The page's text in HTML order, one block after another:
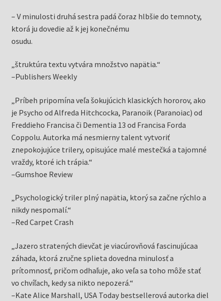
– V minulosti druhá sestra padá čoraz hlbšie do temnoty,
ktorá ju dovedie až k jej konečnému
osudu.
„štruktúra textu vytvára množstvo napätia.“
–Publishers Weekly
„Príbeh pripomína veľa šokujúcich klasických hororov, ako
je Psycho od Alfreda Hitchcocka, Paranoik (Paranoiac) od
Freddieho Francisa či Dementia 13 od Francisa Forda
Coppolu. Autorka má nesmierny talent vytvoriť
znepokojujúce trilery, opisujúce malé mestečká a tajomné
vraždy, ktoré ich trápia.“
–Gumshoe Review
„Psychologický triler plný napätia, ktorý sa začne rýchlo a
nikdy nespomalí.“
–Red Carpet Crash
„Jazero stratených dievčat je viacúrovňová fascinujúcaa
záhada, ktorá zručne splieta dovedna minulosť a
prítomnosť, pričom odhaľuje, ako veľa sa toho môže stať
vo chvíľach, kedy sa nikto nepozerá.“
–Kate Alice Marshall, USA Today bestsellerová autorka diel